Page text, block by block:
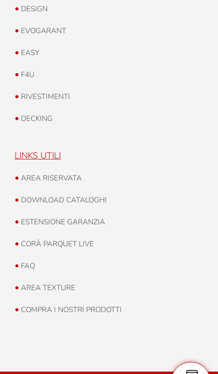
• DESIGN
• EVOGARANT
• EASY
• F4U
• RIVESTIMENTI
• DECKING
LINKS UTILI
• AREA RISERVATA
• DOWNLOAD CATALOGHI
• ESTENSIONE GARANZIA
• CORÀ PARQUET LIVE
• FAQ
• AREA TEXTURE
• COMPRA I NOSTRI PRODOTTI